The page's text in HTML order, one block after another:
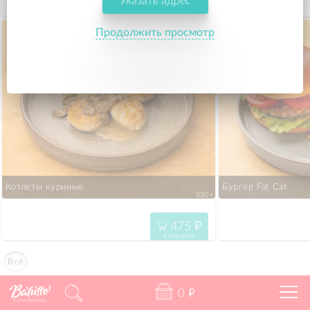
Всё
596
Котлеты куриные
330 г.
475 "
в корзину
Бургер Fat Cat
Калининград
0 "
Продолжить просмотр